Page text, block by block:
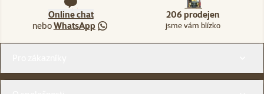
Online chat
neboWhatsApp
206 prodejen
jsme vám blízko